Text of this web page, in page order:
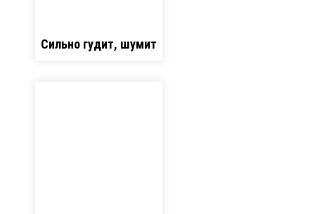
Сильно гудит, шумит